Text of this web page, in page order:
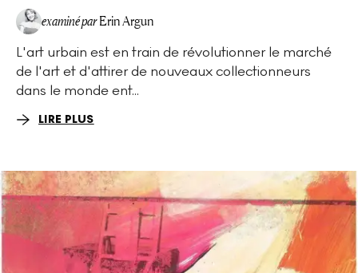
EA
examiné par Erin Argun
L'art urbain est en train de révolutionner le marché
de l'art et d'attirer de nouveaux collectionneurs
dans le monde ent...
LIRE PLUS